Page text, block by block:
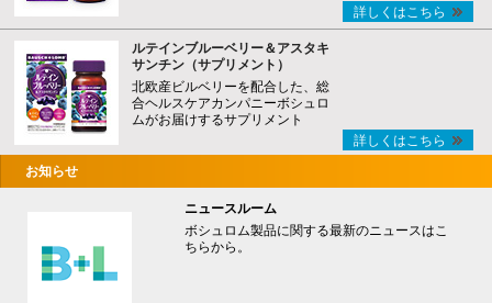
詳しくはこちら
ルテインブルーベリー＆アスタキ
サンチン（サプリメント）
北欧産ビルベリーを配合した、総
合ヘルスケアカンパニーボシュロ
ムがお届けするサプリメント
詳しくはこちら
お知らせ
ニュースルーム
ボシュロム製品に関する最新のニュースはこ
ちらから。